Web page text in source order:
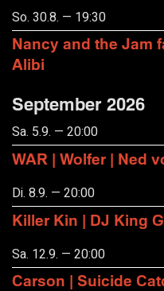
So. 30.8. — 19:30
Nancy and the Jam
Alibi
September 2026
Sa. 5.9. — 20:00
WAR | Wolfer | Ned
Di. 8.9. — 20:00
Killer Kin | DJ King
Sa. 12.9. — 20:00
Carson | Suicide